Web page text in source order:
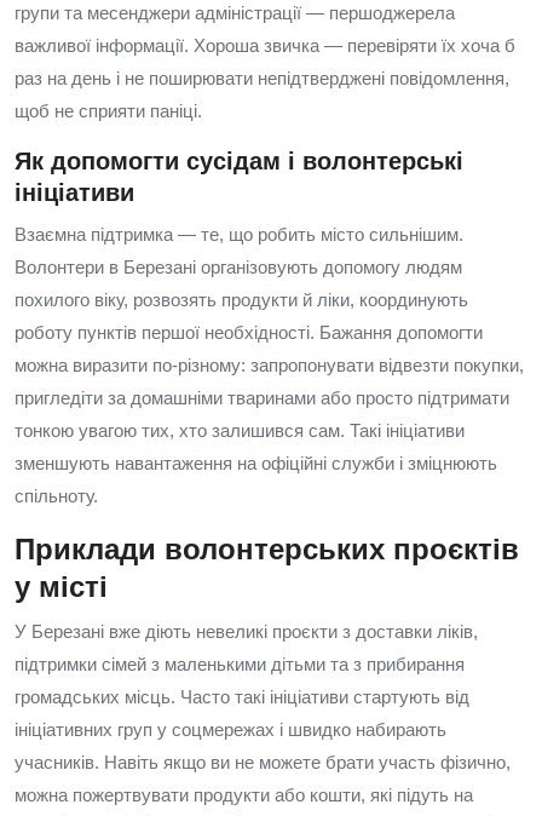
групи та месенджери адміністрації — першоджерела
важливої інформації. Хороша звичка — перевіряти їх хоча б
раз на день і не поширювати непідтверджені повідомлення,
щоб не сприяти паніці.
Як допомогти сусідам і волонтерські
ініціативи
Взаємна підтримка — те, що робить місто сильнішим.
Волонтери в Березані організовують допомогу людям
похилого віку, розвозять продукти й ліки, координують
роботу пунктів першої необхідності. Бажання допомогти
можна виразити по-різному: запропонувати відвезти покупки,
пригледіти за домашніми тваринами або просто підтримати
тонкою увагою тих, хто залишився сам. Такі ініціативи
зменшують навантаження на офіційні служби і зміцнюють
спільноту.
Приклади волонтерських проєктів
у місті
У Березані вже діють невеликі проєкти з доставки ліків,
підтримки сімей з маленькими дітьми та з прибирання
громадських місць. Часто такі ініціативи стартують від
ініціативних груп у соцмережах і швидко набирають
учасників. Навіть якщо ви не можете брати участь фізично,
можна пожертвувати продукти або кошти, які підуть на